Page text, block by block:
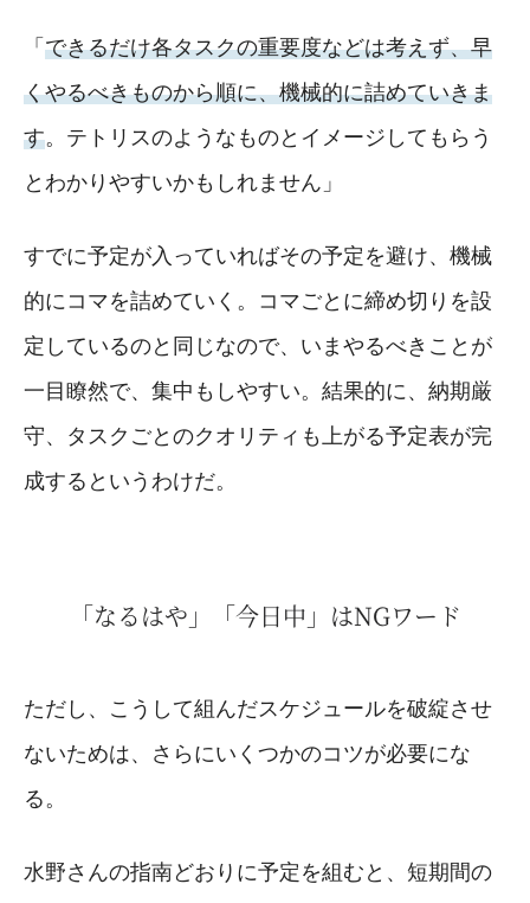
「 できるだけ各タスクの重要度などは考えず、早
くやるべきものから順に、機械的に詰めていきま
す。テトリスのようなものとイメージしてもらう
とわかりやすいかもしれません」
すでに予定が入っていればその予定を避け、機械
的にコマを詰めていく。コマごとに締め切りを設
定しているのと同じなので、いまやるべきことが
一目瞭然で、集中もしやすい。結果的に、納期厳
守、タスクごとのクオリティも上がる予定表が完
成するというわけだ。
「なるはや」「今日中」はNGワード
ただし、こうして組んだスケジュールを破綻させ
ないためは、さらにいくつかのコツが必要にな
る。
水野さんの指南どおりに予定を組むと、短期間の